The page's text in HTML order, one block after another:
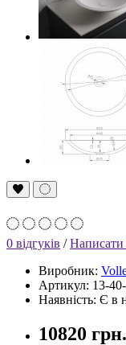
0 відгуків /Написати
Виробник:
Артикул: 13-
Наявність: Є в
10820 грн.